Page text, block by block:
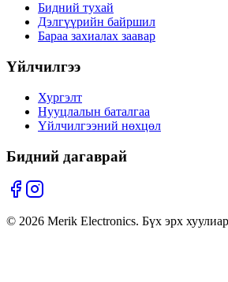
Бидний тухай
Дэлгүүрийн байршил
Бараа захиалах заавар
Үйлчилгээ
Хургэлт
Нууцлалын баталгаа
Үйлчилгээний нөхцөл
Бидний дагаврай
© 2026 Merik Electronics. Бүх эрх